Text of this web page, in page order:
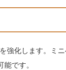
強化します。ミ
です。